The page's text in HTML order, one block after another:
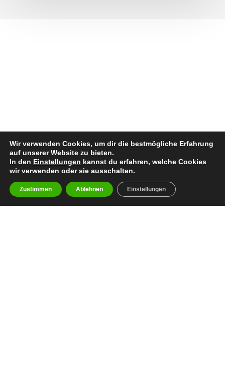
Wir verwenden Cookies, um dir die bestmögliche Erfahrung
auf unserer Website zu bieten.
In den Einstellungen kannst du erfahren, welche Cookies
wir verwenden oder sie ausschalten.
Zustimmen Ablehnen Einstellungen